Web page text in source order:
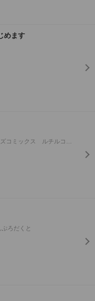
めます
ろだくと